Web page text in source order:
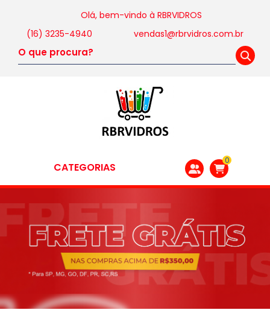
Olá, bem-vindo à RBRVIDROS
(16) 3235-4940
vendas1@rbrvidros.com.br
CATEGORIAS 0